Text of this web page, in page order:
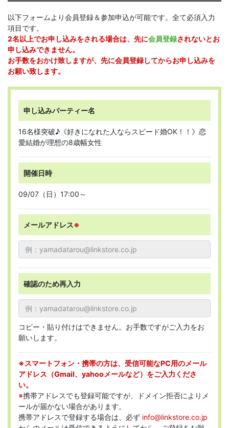
以下フォームより会員登録＆参加申込が可能です。全て必須入力
項目です。
2名以上でお申し込みをされる場合は、先に会員登録されないとお
申し込みできません。
お手数をおかけ致しますが、先に会員登録してからお申し込みを
お願い致します。
申し込みパーティー名
16名様突破♪《好きになれた人ならスピード婚OK！！》恋
愛結婚が理想の8歳幅女性
開催日時
09/07（日）17:00～
メールアドレス※
確認のため再入力
コピー・貼り付けはできません。お手数ですがご入力をお
願いします。
※スマートフォン・携帯の方は、受信可能なPC用のメール
アドレス（Gmail、yahooメールなど）をご入力くださ
い。
※携帯アドレスでも登録可能ですが、ドメイン拒否によりメ
ールが届かない場合があります。
携帯アドレスで登録する場合は、必ず info@linkstore.co.jp